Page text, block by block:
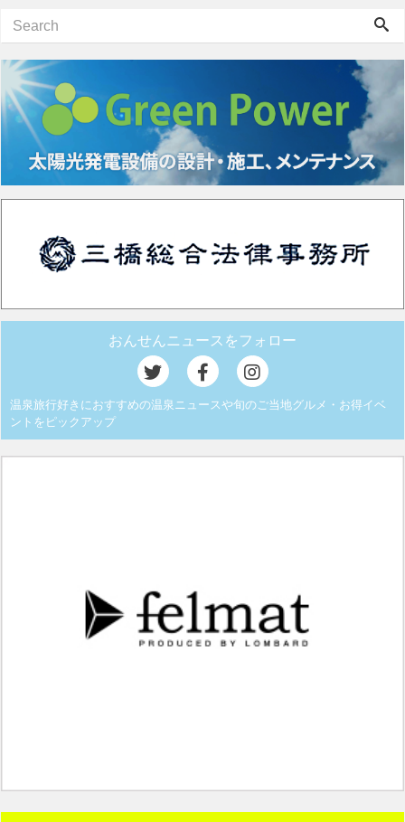
おんせんニュースをフォロー
温泉旅行好きにおすすめの温泉ニュースや旬のご当地グルメ・お得イベ
ントをピックアップ